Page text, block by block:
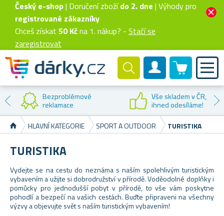
Český e-shop| Doručení zbožído 2. dne | Výhody pro
registrované zákazníky
Chceš získat 50 Kčna 1. nákup? - Stačí se
zaregistrovat
Zákaznický účet
0 produktů
Bezproblémové
reklamace
Vše skladem v ČR,
ihned odesíláme!
HLAVNÍ KATEGORIE
SPORT A OUTDOOR TURISTIKA
TURISTIKA
Vydejte se na cestu do neznáma s naším spolehlivým turistickým
vybavením a užijte si dobrodružství v přírodě. Voděodolné doplňky i
pomůcky pro jednodušší pobyt v přírodě, to vše vám poskytne
pohodlí a bezpečí na vašich cestách. Buďte připraveni na všechny
výzvy a objevujte svět s naším turistickým vybavením!